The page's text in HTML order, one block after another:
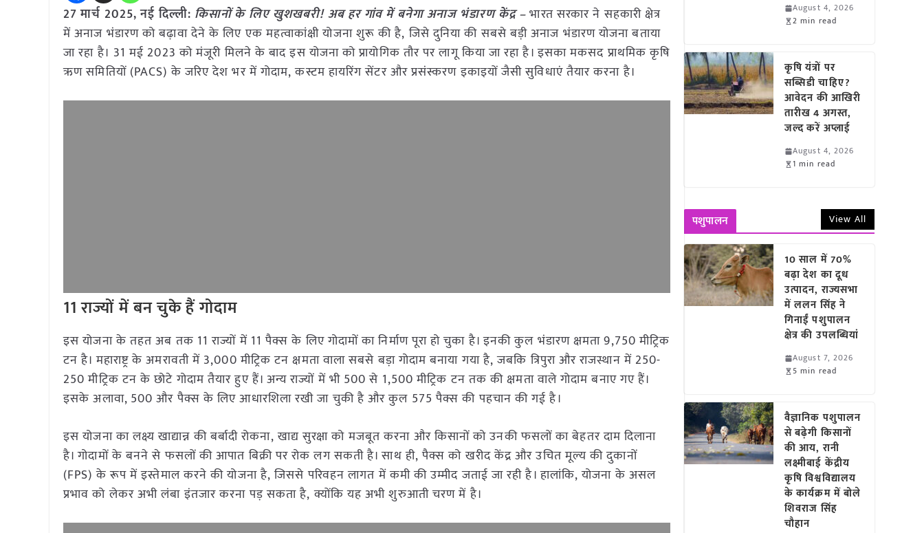
27 मार्च 2025, नई दिल्ली: किसानों के लिए खुशखबरी! अब हर गांव में बनेगा अनाज भंडारण केंद्र –भारत सरकार ने सहकारी क्षेत्र
में अनाज भंडारण को बढ़ावा देने के लिए एक महत्वाकांक्षी योजना शुरू की है, जिसे दुनिया की सबसे बड़ी अनाज भंडारण योजना बताया
जा रहा है। 31 मई 2023 को मंजूरी मिलने के बाद इस योजना को प्रायोगिक तौर पर लागू किया जा रहा है। इसका मकसद प्राथमिक कृषि
ऋण समितियों (PACS) के जरिए देश भर में गोदाम, कस्टम हायरिंग सेंटर और प्रसंस्करण इकाइयों जैसी सुविधाएं तैयार करना है।
11राज्यों में बन चुके हैं गोदाम
इस योजना के तहत अब तक 11 राज्यों में 11 पैक्स के लिए गोदामों का निर्माण पूरा हो चुका है। इनकी कुल भंडारण क्षमता 9,750 मीट्रिक
टन है। महाराष्ट्र के अमरावती में 3,000 मीट्रिक टन क्षमता वाला सबसे बड़ा गोदाम बनाया गया है, जबकि त्रिपुरा और राजस्थान में 250-
250 मीट्रिक टन के छोटे गोदाम तैयार हुए हैं। अन्य राज्यों में भी 500 से 1,500 मीट्रिक टन तक की क्षमता वाले गोदाम बनाए गए हैं।
इसके अलावा, 500 और पैक्स के लिए आधारशिला रखी जा चुकी है और कुल 575 पैक्स की पहचान की गई है।
इस योजना का लक्ष्य खाद्यान्न की बर्बादी रोकना, खाद्य सुरक्षा को मजबूत करना और किसानों को उनकी फसलों का बेहतर दाम दिलाना
है। गोदामों के बनने से फसलों की आपात बिक्री पर रोक लग सकती है। साथ ही, पैक्स को खरीद केंद्र और उचित मूल्य की दुकानों
(FPS) के रूप में इस्तेमाल करने की योजना है, जिससे परिवहन लागत में कमी की उम्मीद जताई जा रही है। हालांकि, योजना के असल
प्रभाव को लेकर अभी लंबा इंतजार करना पड़ सकता है, क्योंकि यह अभी शुरुआती चरण में है।
August 4, 2026
2 min read
कृषि यंत्रों पर
सब्सिडी चाहिए?
आवेदन की आखिरी
तारीख 4 अगस्त,
जल्द करें अप्लाई
August 4, 2026
1 min read
पशुपालन View All
10 साल में 70%
बढ़ा देश का दूध
उत्पादन, राज्यसभा
में ललन सिंह ने
गिनाईं पशुपालन
क्षेत्र की उपलब्धियां
August 7, 2026
5 min read
वैज्ञानिक पशुपालन
से बढ़ेगी किसानों
की आय, रानी
लक्ष्मीबाई केंद्रीय
कृषि विश्वविद्यालय
के कार्यक्रम में बोले
शिवराज सिंह
चौहान